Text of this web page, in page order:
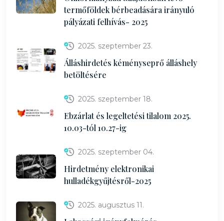
termőföldek bérbeadására irányuló
pályázati felhívás- 2025
2025. szeptember 23.
Álláshirdetés kéményseprő álláshely
betöltésére
2025. szeptember 18.
Ebzárlat és legeltetési tilalom 2025.
10.03-tól 10.27-ig
2025. szeptember 04.
Hirdetmény elektronikai
hulladékgyűjtésről-2025
2025. augusztus 11.